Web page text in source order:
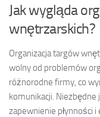
Jak wygląda
wnętrzarskich?
Organizacja targów
wolny od problemów
różnorodne firmy, co
komunikacji.
zapewnienie płynności